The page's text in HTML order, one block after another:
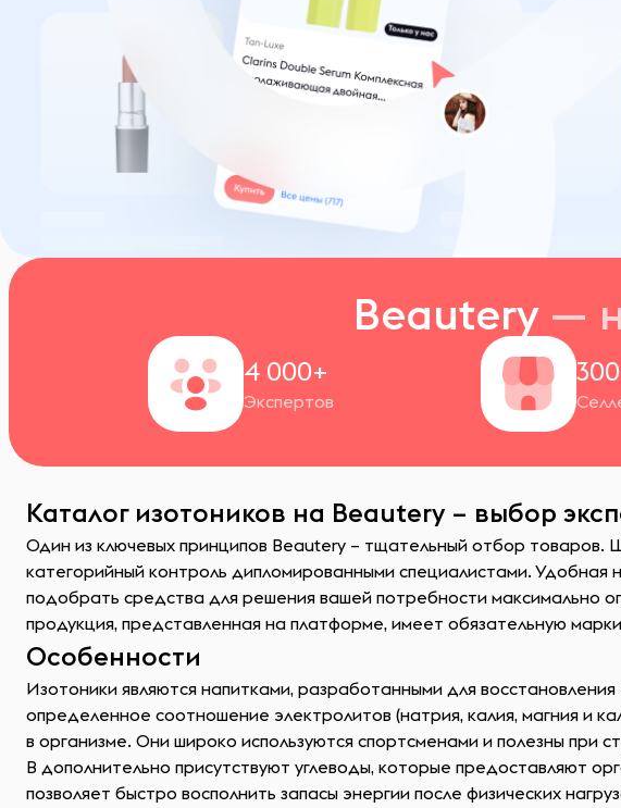
Beautery —
4 000+
Экспертов
Каталог изотоников на Beautery – выбор
Один из ключевых принципов Beautery – тщательный отбор товаров.
категорийный контроль дипломированными специалистами. Удобная
подобрать средства для решения вашей потребности максимально
продукция, представленная на платформе, имеет обязательную
Особенности
Изотоники являются напитками, разработанными для
определенное соотношение электролитов (натрия, калия, магния и
в организме. Они широко используются спортсменами и полезны
В дополнительно присутствуют углеводы, которые предоставляют
позволяет быстро восполнить запасы энергии после физических